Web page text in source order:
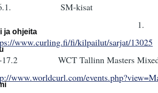
ja ohjeita
6.1.
1.
www.curling.fi/fi/kilpailut/sarjat/13025
17.2 WCT
www.worldcurl.com/